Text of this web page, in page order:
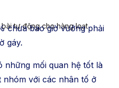
tự động cho hàng loạt
chưa bao giờ vướng phải
gáy.
những mối quan hệ tốt là
với các nhân tố ở